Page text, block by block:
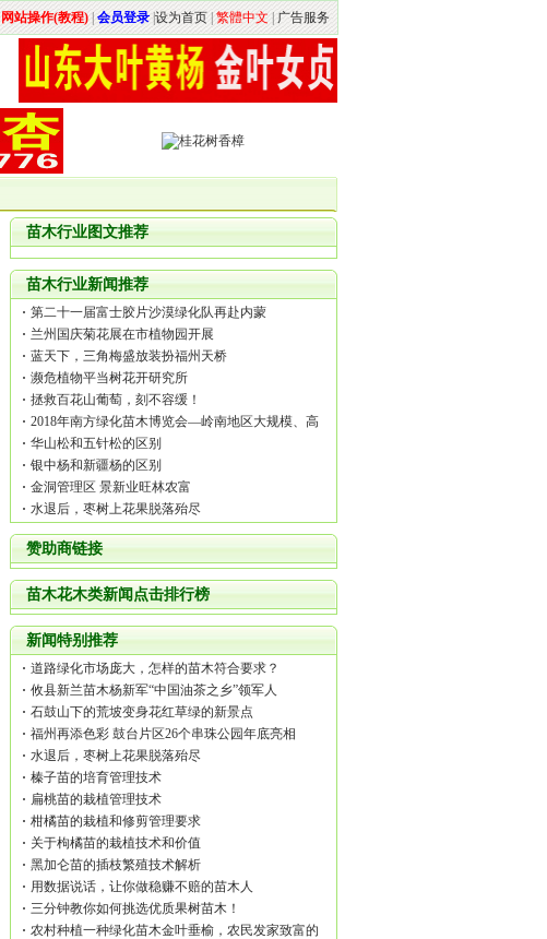
网站操作(教程)|会员登录 设为首页|繁體中文| 广告服务
苗木行业图文推荐
苗木行业新闻推荐
第二十一届富士胶片沙漠绿化队再赴内蒙
兰州国庆菊花展在市植物园开展
蓝天下，三角梅盛放装扮福州天桥
濒危植物平当树花开研究所
拯救百花山葡萄，刻不容缓！
2018年南方绿化苗木博览会—岭南地区大规模、高
水平的盆景嘉年华
华山松和五针松的区别
银中杨和新疆杨的区别
金洞管理区 景新业旺林农富
水退后，枣树上花果脱落殆尽
赞助商链接
苗木花木类新闻点击排行榜
新闻特别推荐
道路绿化市场庞大，怎样的苗木符合要求？
攸县新兰苗木杨新军“中国油茶之乡”领军人
石鼓山下的荒坡变身花红草绿的新景点
福州再添色彩 鼓台片区26个串珠公园年底亮相
水退后，枣树上花果脱落殆尽
榛子苗的培育管理技术
扁桃苗的栽植管理技术
柑橘苗的栽植和修剪管理要求
关于枸橘苗的栽植技术和价值
黑加仑苗的插枝繁殖技术解析
用数据说话，让你做稳赚不赔的苗木人
三分钟教你如何挑选优质果树苗木！
农村种植一种绿化苗木金叶垂榆，农民发家致富的